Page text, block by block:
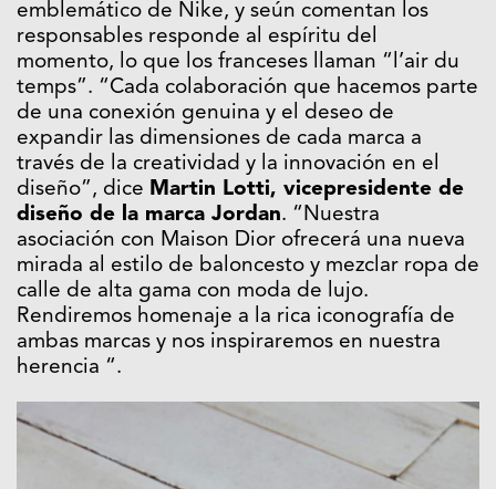
emblemático de Nike, y seún comentan los
responsables responde al espíritu del
momento, lo que los franceses llaman “l’air du
temps”. “Cada colaboración que hacemos parte
de una conexión genuina y el deseo de
expandir las dimensiones de cada marca a
través de la creatividad y la innovación en el
diseño”, dice Martin Lotti, vicepresidente de
diseño de la marca Jordan. “Nuestra
asociación con Maison Dior ofrecerá una nueva
mirada al estilo de baloncesto y mezclar ropa de
calle de alta gama con moda de lujo.
Rendiremos homenaje a la rica iconografía de
ambas marcas y nos inspiraremos en nuestra
herencia “.